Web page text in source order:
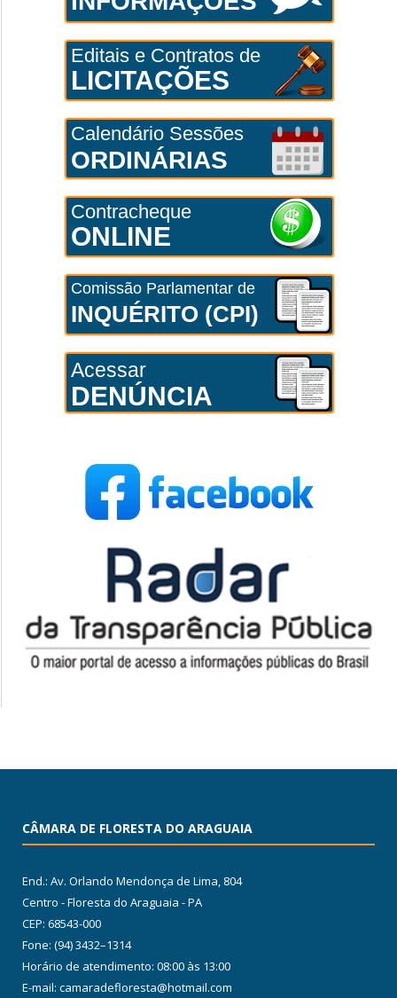
Editais e Contratos de
LICITAÇÕES
Calendário Sessões
ORDINÁRIAS
Contracheque
ONLINE
Comissão Parlamentar de
INQUÉRITO (CPI)
Acessar
DENÚNCIA
CÂMARA DE FLORESTA DO ARAGUAIA
End.: Av. Orlando Mendonça de Lima, 804
Centro - Floresta do Araguaia - PA
CEP: 68543-000
Fone: (94) 3432–1314
Horário de atendimento: 08:00 às 13:00
E-mail: camaradefloresta@hotmail.com